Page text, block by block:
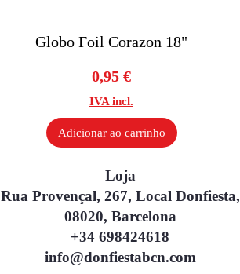
Visualização rápida
Globo Foil Corazon 18"
Preço
0,95 €
IVA incl.
Adicionar ao carrinho
Loja
Rua Provençal, 267, Local Donfiesta,
08020, Barcelona
+34 698424618
info@donfiestabcn.com